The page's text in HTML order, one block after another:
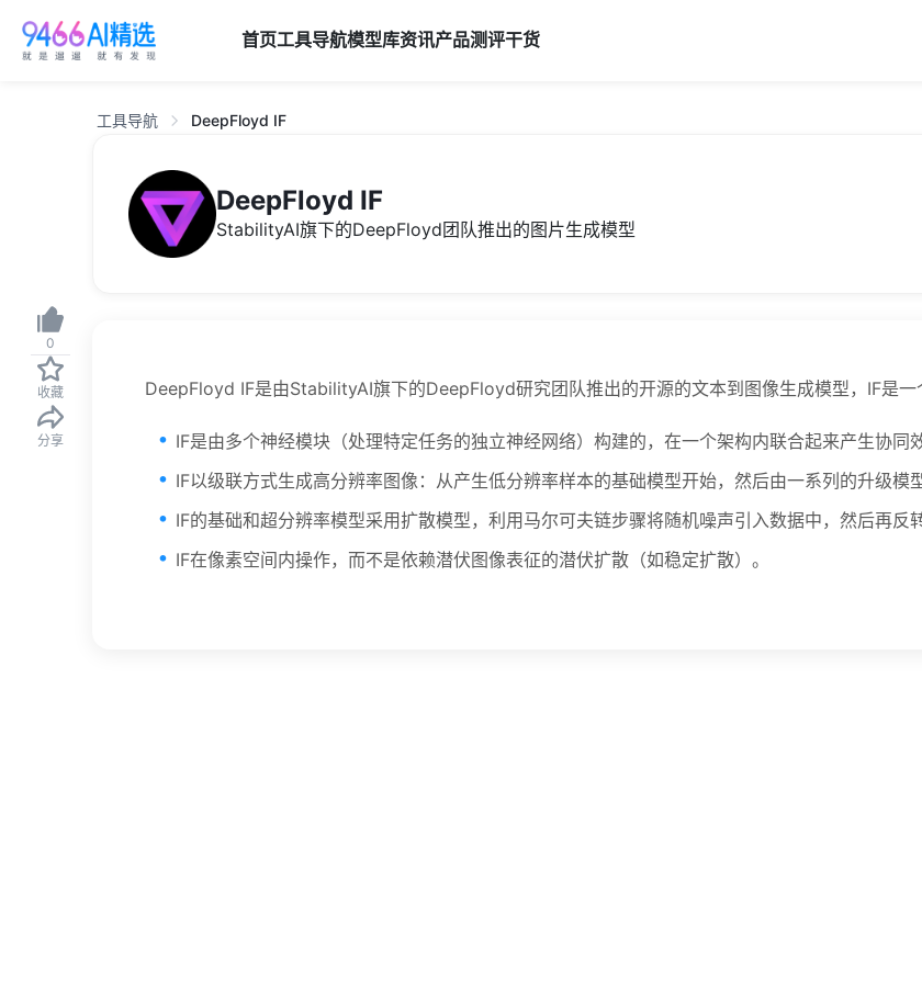
首页工具导航模型库资讯产品测评干货
0
收藏
分享
工具导航 DeepFloyd IF
DeepFloyd IF
StabilityAI旗下的DeepFloyd团队推出的图片生成模型
DeepFloyd IF是由StabilityAI旗下的DeepFloyd研究团队推出的开源的文本到图像生成模型，IF是一
IF是由多个神经模块（处理特定任务的独立神经网络）构建的，在一个架构内联合起来产生协同效
IF以级联方式生成高分辨率图像：从产生低分辨率样本的基础模型开始，然后由一系列的升级模
IF的基础和超分辨率模型采用扩散模型，利用马尔可夫链步骤将随机噪声引入数据中，然后再反
IF在像素空间内操作，而不是依赖潜伏图像表征的潜伏扩散（如稳定扩散）。